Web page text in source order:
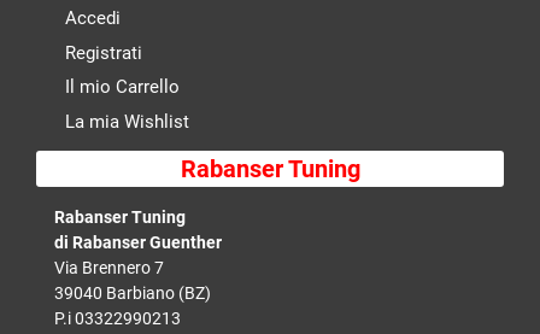
Accedi
Registrati
Il mio Carrello
La mia Wishlist
Rabanser Tuning
Rabanser Tuning
di Rabanser Guenther
Via Brennero 7
39040 Barbiano (BZ)
P.i 03322990213